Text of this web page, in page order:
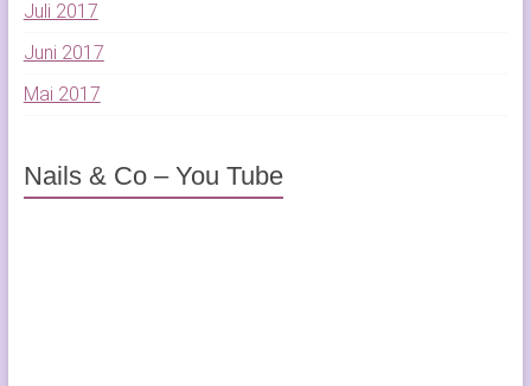
Juli 2017
Juni 2017
Mai 2017
Nails & Co – You Tube